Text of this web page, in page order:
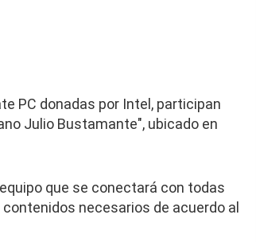
PC donadas por Intel, participan
Julio Bustamante", ubicado en
que se conectará con todas
necesarios de acuerdo al